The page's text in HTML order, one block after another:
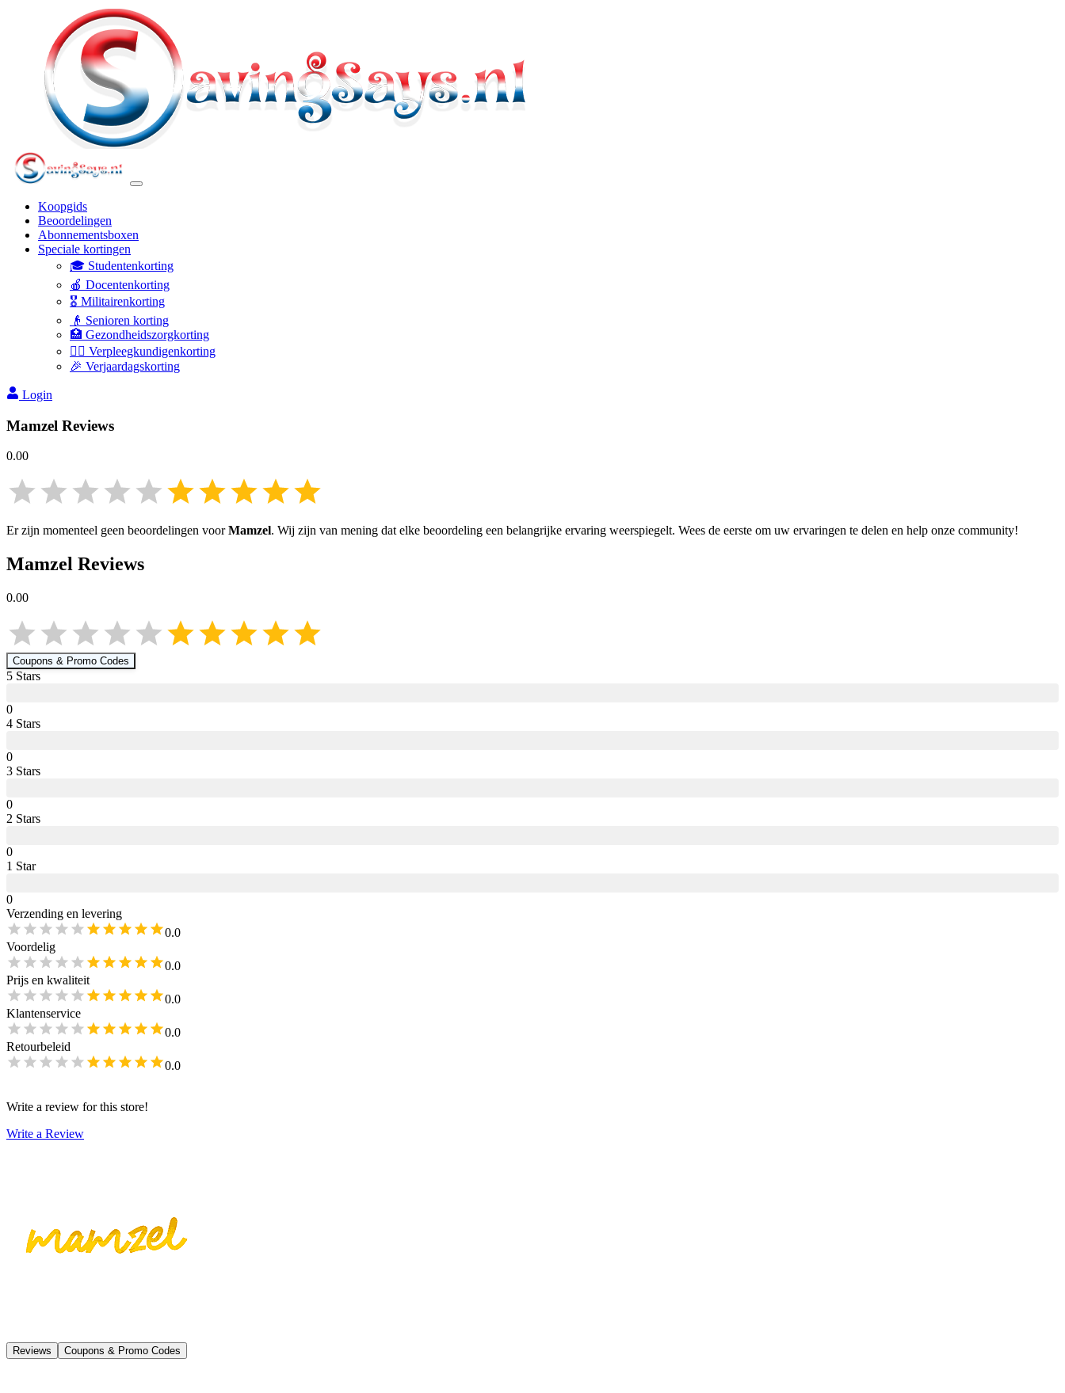
Koopgids
Beoordelingen
Abonnementsboxen
Speciale kortingen
🎓 Studentenkorting
🍎 Docentenkorting
🎖️ Militairenkorting
👴 Senioren korting
🏥 Gezondheidszorgkorting
👩‍⚕️ Verpleegkundigenkorting
🎉 Verjaardagskorting
Login
Mamzel Reviews
0.00
Er zijn momenteel geen beoordelingen voorMamzel. Wij zijn van mening dat elke beoordeling een belangrijke ervaring weerspiegelt. Wees de eerste om uw ervaringen te delen en help onze community!
Mamzel Reviews
0.00
Coupons & Promo Codes
5 Stars
0
4 Stars
0
3 Stars
0
2 Stars
0
1 Star
0
Verzending en levering
0.0
Voordelig
0.0
Prijs en kwaliteit
0.0
Klantenservice
0.0
Retourbeleid
0.0
Write a review for this store!
Write a Review
Reviews Coupons & Promo Codes